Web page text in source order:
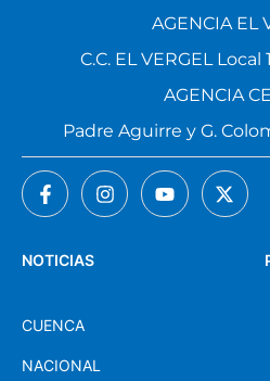
NOTICIAS
CUENCA
NACIONAL
AGENCIA EL
C.C. EL VERGEL Local
AGENCIA
Padre Aguirre y G.